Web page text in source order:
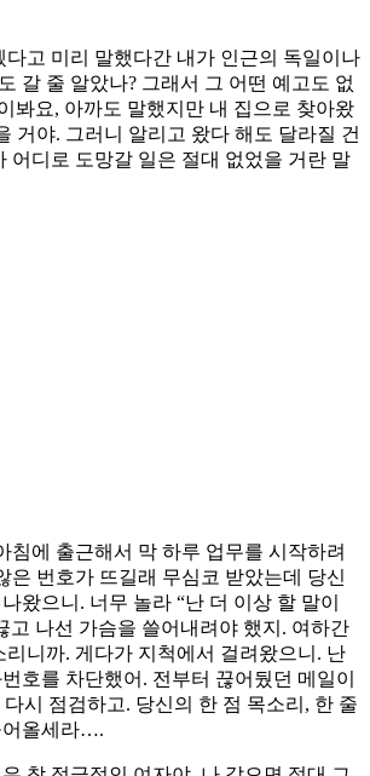
다고 미리 말했다간 내가 인근의 독일이나
갈 줄 알았나? 그래서 그 어떤 예고도 없
봐요, 아까도 말했지만 내 집으로 찾아왔
거야. 그러니 알리고 왔다 해도 달라질 건
어디로 도망갈 일은 절대 없었을 거란 말
침에 출근해서 막 하루 업무를 시작하려
은 번호가 뜨길래 무심코 받았는데 당신
왔으니. 너무 놀라 “난 더 이상 할 말이
고 나선 가슴을 쓸어내려야 했지. 여하간
리니까. 게다가 지척에서 걸려왔으니. 난
호를 차단했어. 전부터 끊어뒀던 메일이
다시 점검하고. 당신의 한 점 목소리, 한 줄
어올세라….